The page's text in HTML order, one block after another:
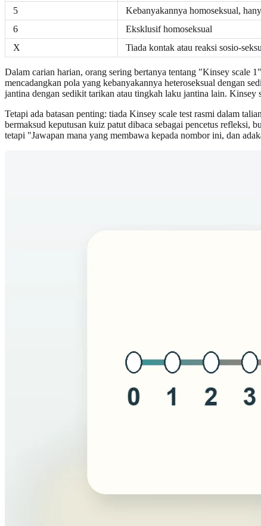
5
Kebanyakannya homoseksual,
6
Eksklusif homoseksual
X
Tiada kontak atau reaksi sosio-
Dalam carian harian, orang sering bertanya tentang "Kinsey scale
mencadangkan pola yang kebanyakannya heteroseksual dengan
jantina dengan sedikit tarikan atau tingkah laku jantina lain. Kinsey
Tetapi ada batasan penting: tiada Kinsey scale test rasmi dalam
bermaksud keputusan kuiz patut dibaca sebagai pencetus refleksi,
tetapi "Jawapan mana yang membawa kepada nombor ini, dan